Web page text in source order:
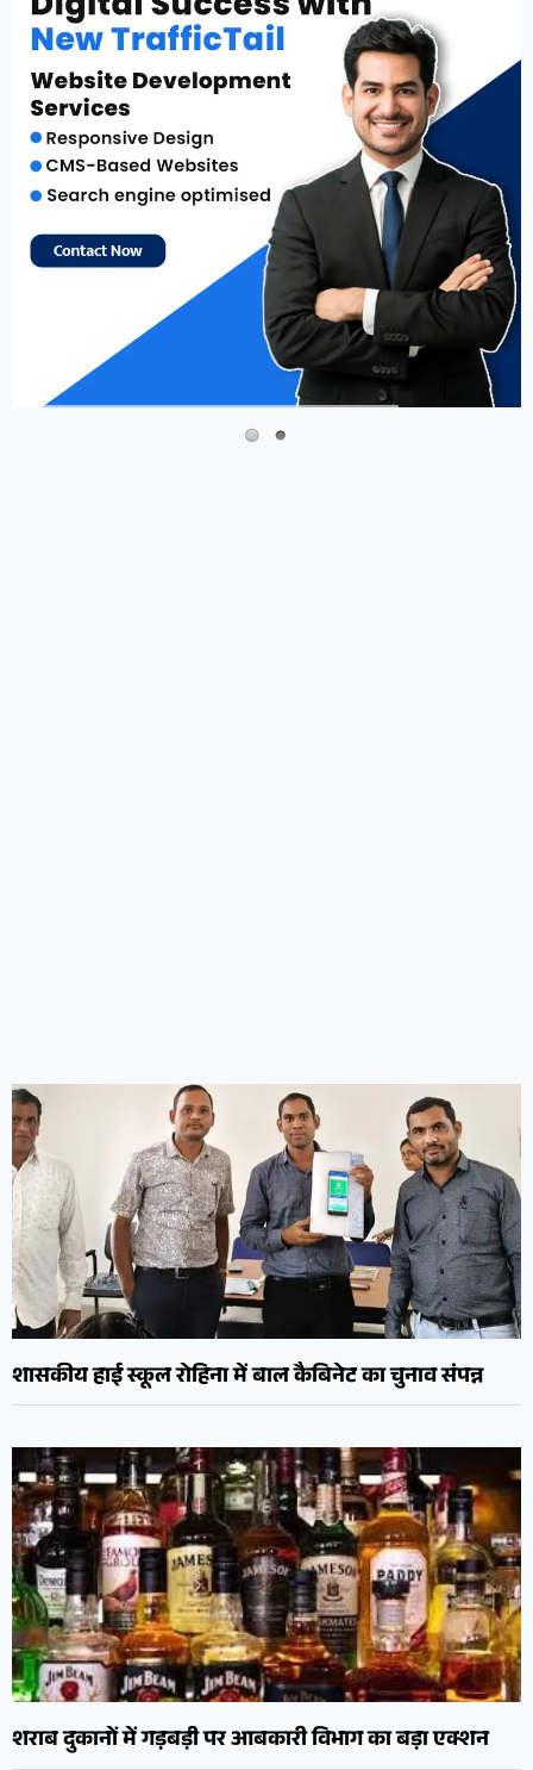
शासकीय हाई स्कूल रोहिना में बाल कैबिनेट का चुनाव संपन्न
शराब दुकानों में गड़बड़ी पर आबकारी विभाग का बड़ा एक्शन